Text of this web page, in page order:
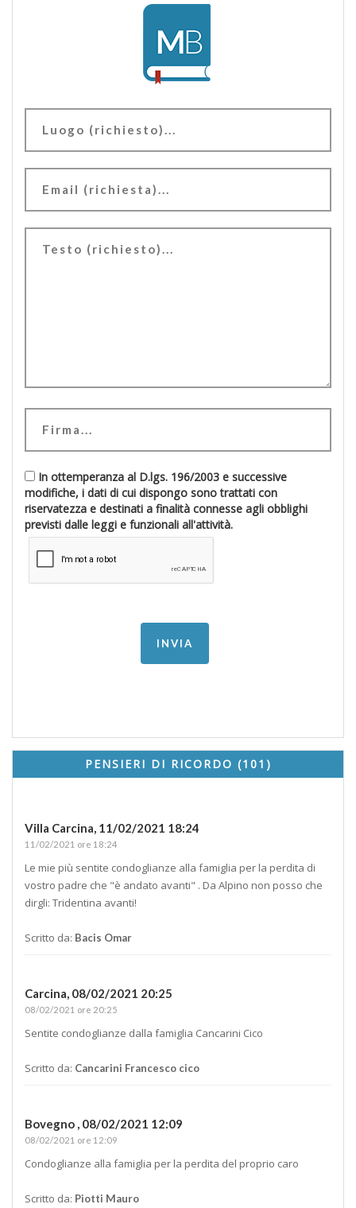
In ottemperanza al D.lgs. 196/2003 e successive
modifiche, i dati di cui dispongo sono trattati con
riservatezza e destinati a finalità connesse agli obblighi
previsti dalle leggi e funzionali all'attività.
PENSIERI DI RICORDO (101)
Villa Carcina, 11/02/2021 18:24
11/02/2021 ore 18:24
Le mie più sentite condoglianze alla famiglia per la perdita di
vostro padre che "è andato avanti" . Da Alpino non posso che
dirgli: Tridentina avanti!
Scritto da: Bacis Omar
Carcina, 08/02/2021 20:25
08/02/2021 ore 20:25
Sentite condoglianze dalla famiglia Cancarini Cico
Scritto da: Cancarini Francesco cico
Bovegno , 08/02/2021 12:09
08/02/2021 ore 12:09
Condoglianze alla famiglia per la perdita del proprio caro
Scritto da: Piotti Mauro